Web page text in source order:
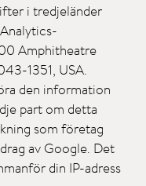
i tredjeländer
Amphitheatre
1351, USA.
den information
part om detta
som företag
av Google. Det
din IP-adress